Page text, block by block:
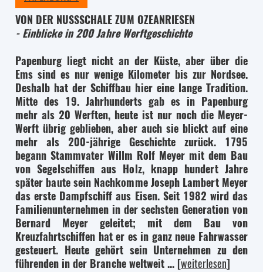
VON DER NUSSSCHALE ZUM OZEANRIESEN
- Einblicke in 200 Jahre Werftgeschichte
Papenburg liegt nicht an der Küste, aber über die
Ems sind es nur wenige Kilometer bis zur Nordsee.
Deshalb hat der Schiffbau hier eine lange Tradition.
Mitte des 19. Jahrhunderts gab es in Papenburg
mehr als 20 Werften, heute ist nur noch die Meyer-
Werft übrig geblieben, aber auch sie blickt auf eine
mehr als 200-jährige Geschichte zurück. 1795
begann Stammvater Willm Rolf Meyer mit dem Bau
von Segelschiffen aus Holz, knapp hundert Jahre
später baute sein Nachkomme Joseph Lambert Meyer
das erste Dampfschiff aus Eisen. Seit 1982 wird das
Familienunternehmen in der sechsten Generation von
Bernard Meyer geleitet; mit dem Bau von
Kreuzfahrtschiffen hat er es in ganz neue Fahrwasser
gesteuert. Heute gehört sein Unternehmen zu den
führenden in der Branche weltweit ... [weiterlesen]